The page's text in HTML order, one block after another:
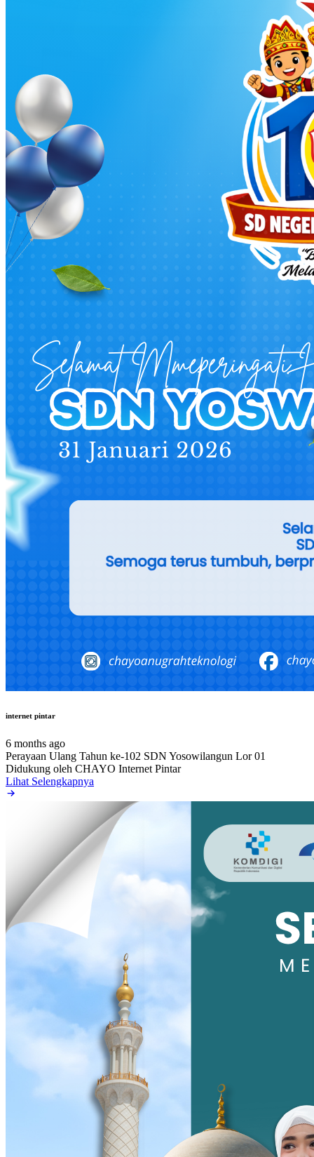
internet pintar
6 months ago
Perayaan Ulang Tahun ke-102 SDN Yosowilangun Lor 01
Didukung oleh CHAYO Internet Pintar
Lihat Selengkapnya